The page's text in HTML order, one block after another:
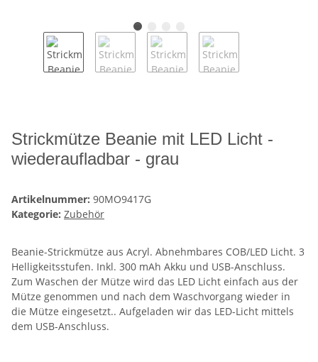
Strickmütze Beanie mit LED Licht -
wiederaufladbar - grau
Artikelnummer: 90MO9417G
Kategorie: Zubehör
Beanie-Strickmütze aus Acryl. Abnehmbares COB/LED Licht. 3
Helligkeitsstufen. Inkl. 300 mAh Akku und USB-Anschluss.
Zum Waschen der Mütze wird das LED Licht einfach aus der
Mütze genommen und nach dem Waschvorgang wieder in
die Mütze eingesetzt.. Aufgeladen wir das LED-Licht mittels
dem USB-Anschluss.